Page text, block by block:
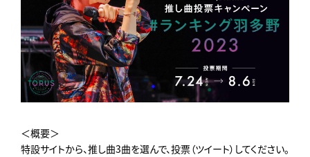
＜概要＞
特設サイトから、推し曲3曲を選んで、投票（ツイート）してください。